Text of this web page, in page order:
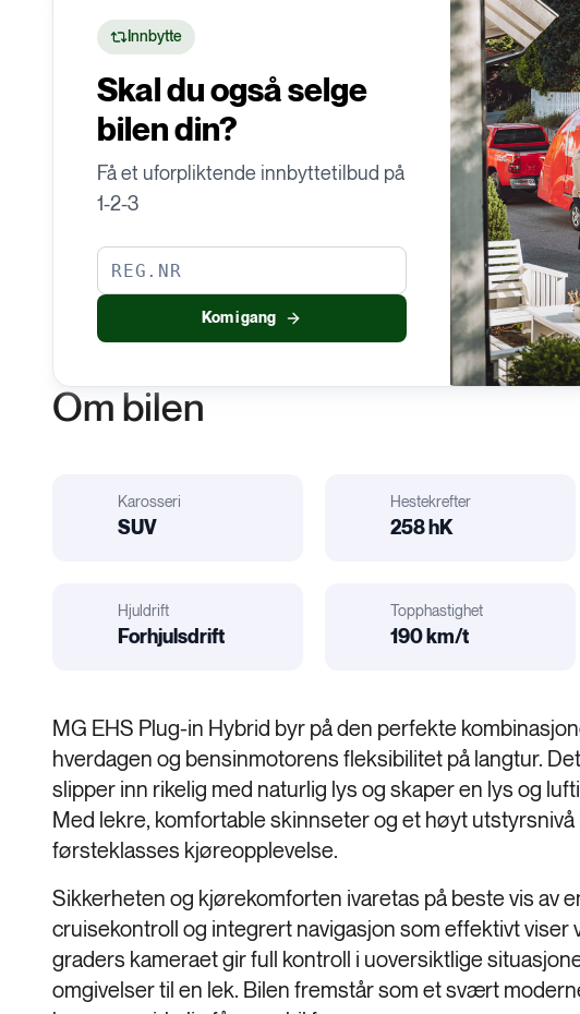
EU-kontroll
Innbytte
Skal du også selge
bilen din?
Få et uforpliktende innbyttetilbud på
1-2-3
Kom i gang
Om bilen
Karosseri
SUV
Hestekrefter
258 hK
Hjuldrift
Forhjulsdrift
Topphastighet
190 km/t
MG EHS Plug-in Hybrid byr på den perfekte
hverdagen og bensinmotorens fleksibilitet på langtur.
slipper inn rikelig med naturlig lys og skaper en lys og
Med lekre, komfortable skinnseter og et høyt
førsteklasses kjøreopplevelse.
Sikkerheten og kjørekomforten ivaretas på beste vis av
cruisekontroll og integrert navigasjon som effektivt viser
graders kameraet gir full kontroll i uoversiktlige
omgivelser til en lek. Bilen fremstår som et svært